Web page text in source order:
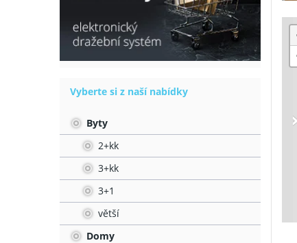
Vyberte si z naší nabídky
Byty
2+kk
3+kk
3+1
větší
Domy